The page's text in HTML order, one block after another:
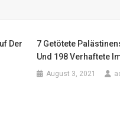
Der
7 Getötete
Und 198 Verhaftete
August 3, 2021